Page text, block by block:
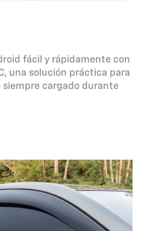
fácil y rápidamente con
una solución práctica para
cargado durante